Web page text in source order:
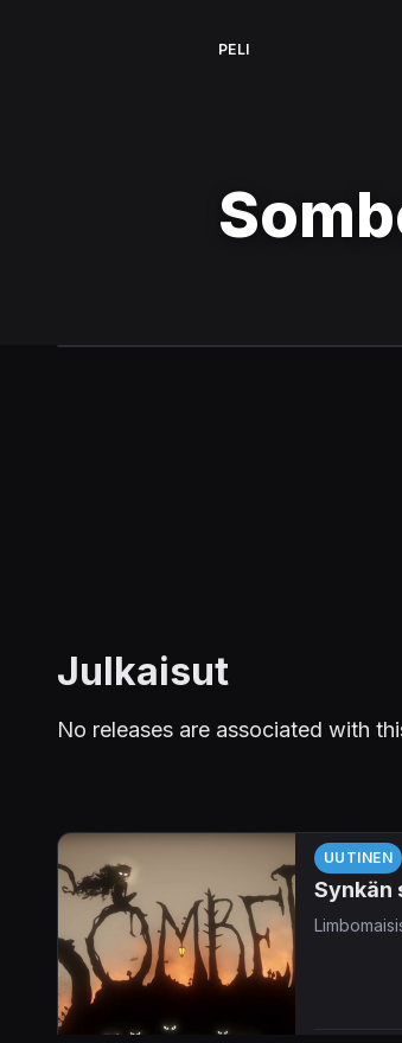
PELI
Julkaisut
No releases are associated with
UUTINEN
Synkän